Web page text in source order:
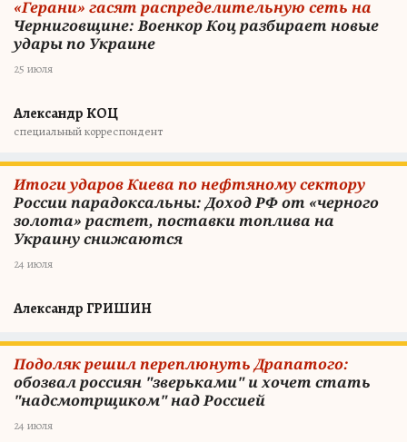
«Герани» гасят распределительную сеть на
Черниговщине: Военкор Коц разбирает новые
удары по Украине
25 июля
Александр КОЦ
специальный корреспондент
Итоги ударов Киева по нефтяному сектору
России парадоксальны: Доход РФ от «черного
золота» растет, поставки топлива на
Украину снижаются
24 июля
Александр ГРИШИН
Подоляк решил переплюнуть Драпатого:
обозвал россиян "зверьками" и хочет стать
"надсмотрщиком" над Россией
24 июля